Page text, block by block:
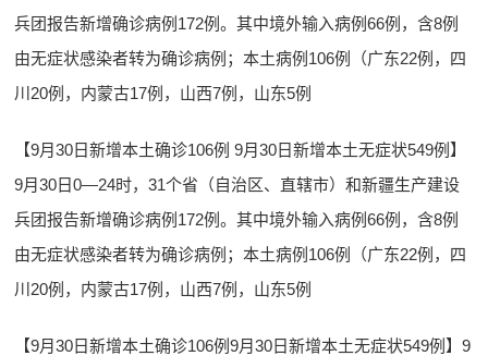
兵团报告新增确诊病例172例。其中境外输入病例66例，含8例
由无症状感染者转为确诊病例；本土病例106例（广东22例，四
川20例，内蒙古17例，山西7例，山东5例
【9月30日新增本土确诊106例 9月30日新增本土无症状549例】
9月30日0—24时，31个省（自治区、直辖市）和新疆生产建设
兵团报告新增确诊病例172例。其中境外输入病例66例，含8例
由无症状感染者转为确诊病例；本土病例106例（广东22例，四
川20例，内蒙古17例，山西7例，山东5例
【9月30日新增本土确诊106例9月30日新增本土无症状549例】9